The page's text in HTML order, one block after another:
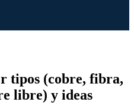
tipos (cobre, fibra,
libre) y ideas